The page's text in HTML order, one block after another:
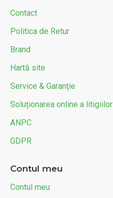
Contact
Politica de Retur
Brand
Hartă site
Service & Garanție
Soluționarea online a litigiilor
ANPC
GDPR
Contul meu
Contul meu